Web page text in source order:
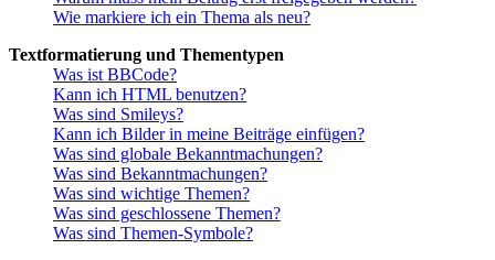
Wie markiere ich ein Thema als neu?
Textformatierung und Thementypen
Was ist BBCode?
Kann ich HTML benutzen?
Was sind Smileys?
Kann ich Bilder in meine Beiträge einfügen?
Was sind globale Bekanntmachungen?
Was sind Bekanntmachungen?
Was sind wichtige Themen?
Was sind geschlossene Themen?
Was sind Themen-Symbole?